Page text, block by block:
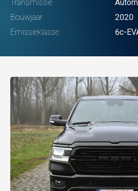
Transmissie
Bouwjaar
2020
Emissieklasse
6c-